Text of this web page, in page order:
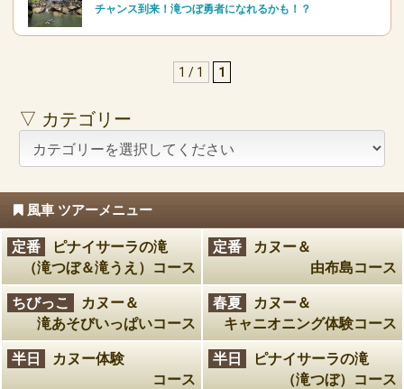
チャンス到来！滝つぼ勇者になれるかも！？
1 / 1 1
▽ カテゴリー
風車 ツアーメニュー
定番
ピナイサーラの滝
（滝つぼ＆滝うえ）コース
定番
カヌー＆
由布島コース
ちびっこ
カヌー＆
滝あそびいっぱいコース
春夏
カヌー＆
キャニオニング体験コース
半日
カヌー体験
コース
半日
ピナイサーラの滝
（滝つぼ）コース